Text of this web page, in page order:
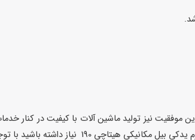
موفقیت نیز تولید ماشین آلات با کیفیت در